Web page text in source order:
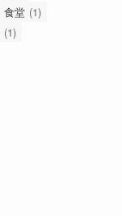
食堂 (1)
(1)